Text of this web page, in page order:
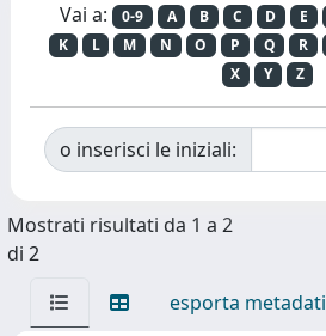
Vai a: 0-9 A B C D E
K
L M N O P Q R
X
Y Z
o inserisci le iniziali:
Mostrati risultati da 1 a 2
di 2
esporta metadati